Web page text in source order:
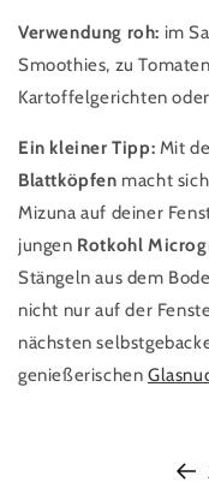
Verwendung roh: im
Smoothies, zu
Kartoffelgerichten
Ein kleiner Tipp: Mit
Blattköpfen macht
Mizuna auf deiner
jungen Rotkohl
Stängeln aus dem
nicht nur auf der
nächsten
genießerischen